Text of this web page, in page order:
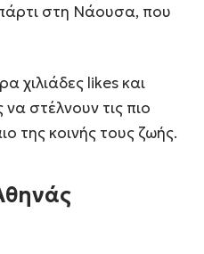
στη Νάουσα, που
χιλιάδες likes και
στέλνουν τις πιο
της κοινής τους ζωής.